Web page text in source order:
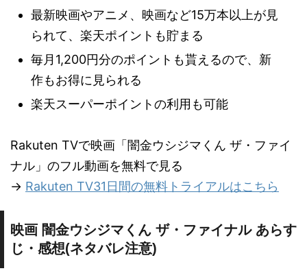
最新映画やアニメ、映画など15万本以上が見
られて、楽天ポイントも貯まる
毎月1,200円分のポイントも貰えるので、新
作もお得に見られる
楽天スーパーポイントの利用も可能
Rakuten TVで映画「闇金ウシジマくん ザ・ファイ
ナル」のフル動画を無料で見る
→ Rakuten TV31日間の無料トライアルはこちら
映画 闇金ウシジマくん ザ・ファイナル あらす
じ・感想(ネタバレ注意)